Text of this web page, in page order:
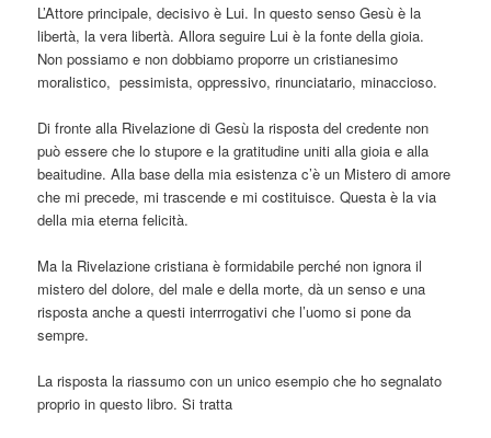
L’Attore principale, decisivo è Lui. In questo senso Gesù è la
libertà, la vera libertà. Allora seguire Lui è la fonte della gioia.
Non possiamo e non dobbiamo proporre un cristianesimo
moralistico, pessimista, oppressivo, rinunciatario, minaccioso.
Di fronte alla Rivelazione di Gesù la risposta del credente non
può essere che lo stupore e la gratitudine uniti alla gioia e alla
beaitudine. Alla base della mia esistenza c’è un Mistero di amore
che mi precede, mi trascende e mi costituisce. Questa è la via
della mia eterna felicità.
Ma la Rivelazione cristiana è formidabile perché non ignora il
mistero del dolore, del male e della morte, dà un senso e una
risposta anche a questi interrrogativi che l’uomo si pone da
sempre.
La risposta la riassumo con un unico esempio che ho segnalato
proprio in questo libro. Si tratta